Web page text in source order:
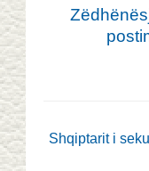
Shqiptarit i